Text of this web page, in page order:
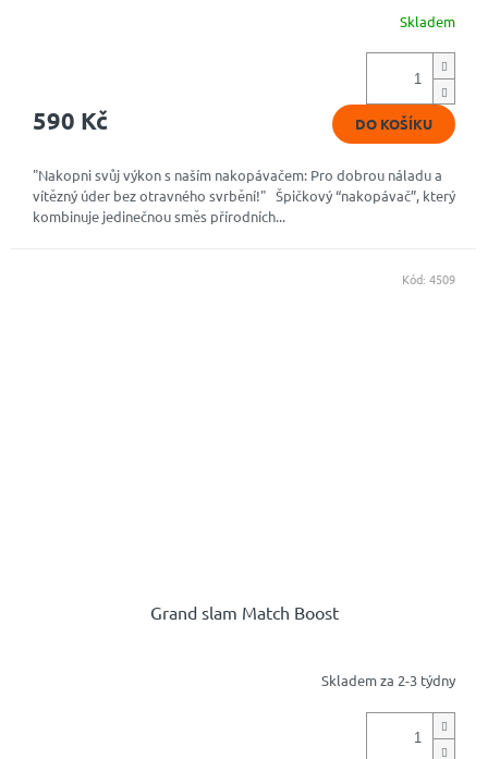
z
hvězdiček.
Skladem
590 Kč DO KOŠÍKU
"Nakopni svůj výkon s naším nakopávačem: Pro dobrou náladu a
vítězný úder bez otravného svrbění!" Špičkový “nakopávač”, který
kombinuje jedinečnou směs přírodních...
Grand slam Match Boost
Skladem za 2-3 týdny
Kód: 4509